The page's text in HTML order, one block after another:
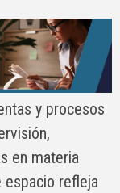
y procesos
en materia
espacio refleja